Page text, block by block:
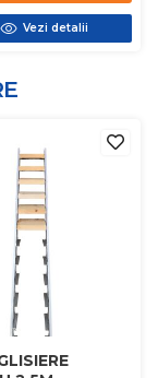
Vezi detalii